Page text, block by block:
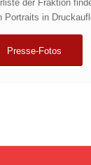
der Fraktion
Portraits in
Presse-Fotos